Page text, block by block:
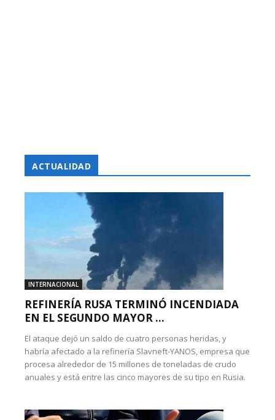
ACTUALIDAD
INTERNACIONAL
REFINERÍA RUSA TERMINÓ INCENDIADA
EN EL SEGUNDO MAYOR ...
El ataque dejó un saldo de cuatro personas heridas, y
habría afectado a la refinería Slavneft-YANOS, empresa que
procesa alrededor de 15 millones de toneladas de crudo
anuales y está entre las cinco mayores de su tipo en Rusia.